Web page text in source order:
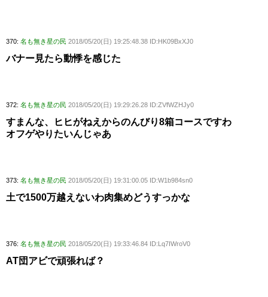
370: 名も無き星の民 2018/05/20(日) 19:25:48.38 ID:HK09BxXJ0
バナー見たら動悸を感じた
372: 名も無き星の民 2018/05/20(日) 19:29:26.28 ID:ZVfWZHJy0
すまんな、ヒヒがねえからのんびり8箱コースですわ
オフゲやりたいんじゃあ
373: 名も無き星の民 2018/05/20(日) 19:31:00.05 ID:W1b984sn0
土で1500万越えないわ肉集めどうすっかな
376: 名も無き星の民 2018/05/20(日) 19:33:46.84 ID:Lq7IWroV0
AT団アビで頑張れば？